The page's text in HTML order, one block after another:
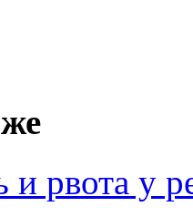
и рвота у